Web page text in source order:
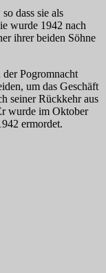
dass sie als
wurde 1942 nach
ihrer beiden Söhne
Pogromnacht
um das Geschäft
seiner Rückkehr aus
wurde im Oktober
ermordet.